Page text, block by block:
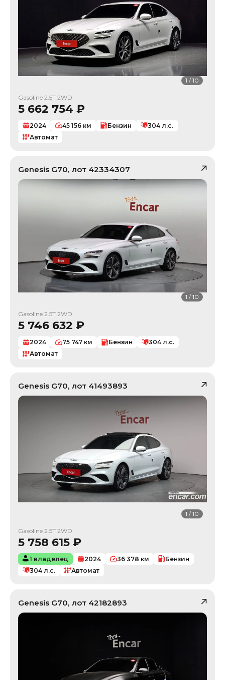
1 /10
Gasoline 2.5T 2WD
5 662 754 ₽
2024 45 156 км Бензин 304 л.с.
Автомат
Genesis G70, лот 42334307
1 /10
Gasoline 2.5T 2WD
5 746 632 ₽
2024 75 747 км Бензин 304 л.с.
Автомат
Genesis G70, лот 41493893
1 /10
Gasoline 2.5T 2WD
5 758 615 ₽
1 владелец 2024 36 378 км
Бензин
304 л.с. Автомат
Genesis G70, лот 42182893